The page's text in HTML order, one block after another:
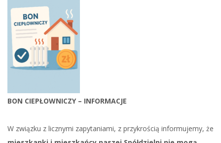
BON CIEPŁOWNICZY – INFORMACJE
W związku z licznymi zapytaniami, z przykrością informujemy, że